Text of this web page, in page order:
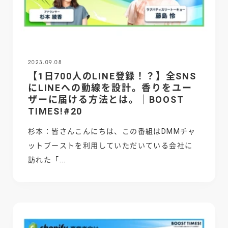
2023.09.08
【1日700人のLINE登録！？】全SNS
にLINEへの動線を設計。香りをユー
ザーに届ける方法とは。｜BOOST
TIMES!#20
杉本：皆さんこんにちは、この番組はDMMチャ
ットブーストを利用していただいている会社に
訪れた「...